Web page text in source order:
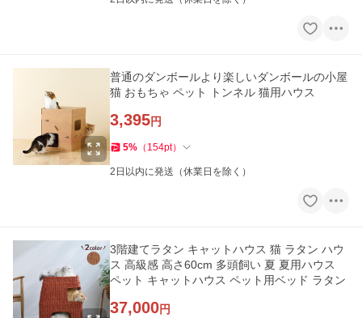
普通のダンボールより楽しいダンボールの小屋
猫 おもちゃ ペット トンネル 猫用ハウス
3,395円
5% （ 154pt）
2日以内に発送（休業日を除く）
3階建てラタン キャットハウス 猫 ラタン ハウ
ス 高級感 高さ60cm 多頭飼い 夏 夏用ハウス
ペット キャットハウス ペット用ベッド ラタン
37,000円